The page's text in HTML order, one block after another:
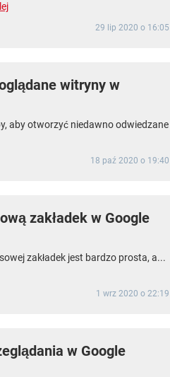
29 lip 2020 o 16:05
witryny w
aby otworzyć niedawno odwiedzane
18 paź 2020 o 19:40
zakładek w Google
zakładek jest bardzo prosta, a...
1 wrz 2020 o 22:19
w Google